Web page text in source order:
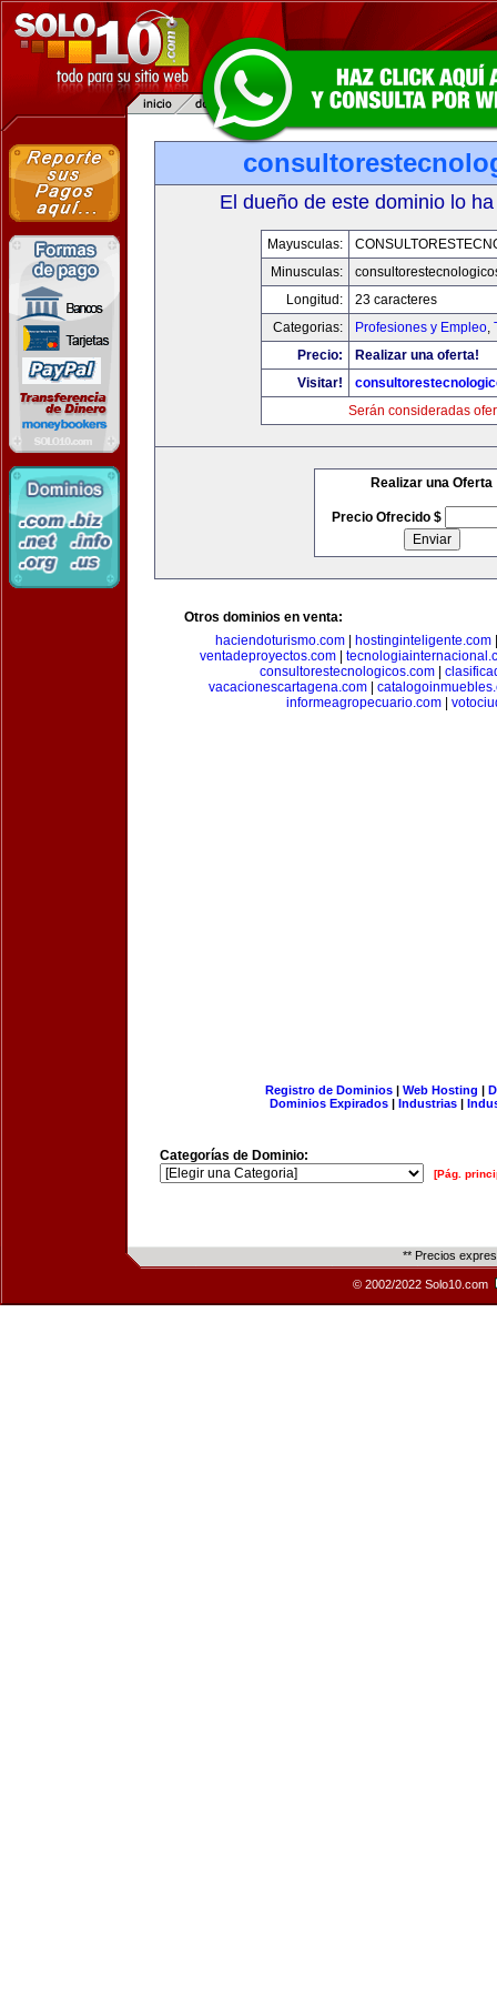
El dueño de este dominio lo
Mayusculas:
Minusculas:
Longitud:
23 caracteres
Categorias:
Profesiones y Empleo,
Precio:
Realizar una oferta!
Visitar!
Serán consideradas
Realizar una Oferta
Precio Ofrecido $
Otros dominios en venta:
haciendoturismo.com
hostinginteligente.com
ventadeproyectos.com|
consultorestecnologicos.com
vacacionescartagena.com
informeagropecuario.com
Registro de Dominios| Web Hosting |
Dominios Expirados | Industrias |
Categorías de Dominio:
[Pág.
** Precios
© 2002/2022 Solo10.com